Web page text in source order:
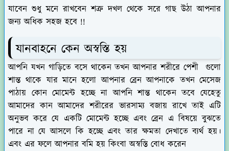
যাবেন শুধু মনে রাখবেন শত্রু দখল থেকে সরে গাছ উঠা আপনার
জন্য অধিক সহজ হবে !!
যানবাহনে কেন অস্বস্তি হয়
আপনি যখন গাড়িতে বসে থাকেন তখন আপনার শরীরে পেশী গুলো
শান্ত থাকে যার মানে হলো আপনার ব্রেন আপনাকে তখন মেসেজ
পাঠায় কোন মোমেন্ট হচ্ছে না আপনি শান্ত থাকেন তবে যেহেতু
আমাদের কান আমাদের শরীরের ভারসাম্য বজায় রাখে তাই এটি
অনুভব করে যে একটি মোমেন্ট হচ্ছে এবং ব্রেন এ বিষয়ে বুঝতে
পারে না যে আসলে কি হচ্ছে এবং তার ক্ষমতা দেখাতে ব্যর্থ হয়।
এবং এর ফলে আপনার বমি হয় কিংবা অস্বস্তি বোধ করেন